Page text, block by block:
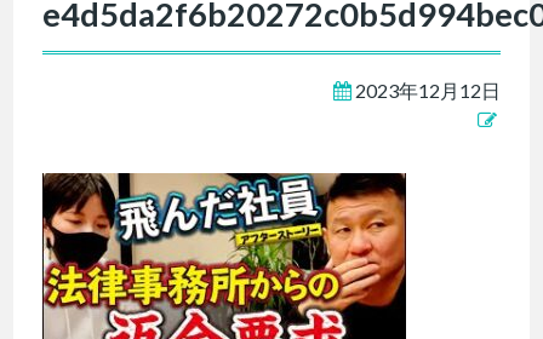
2023年12月12日